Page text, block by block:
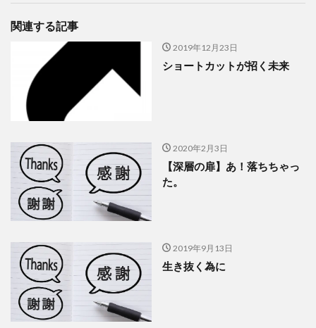
関連する記事
2019年12月23日
ショートカットが招く未来
2020年2月3日
【深層の扉】あ！落ちちゃっ
た。
2019年9月13日
生き抜く為に